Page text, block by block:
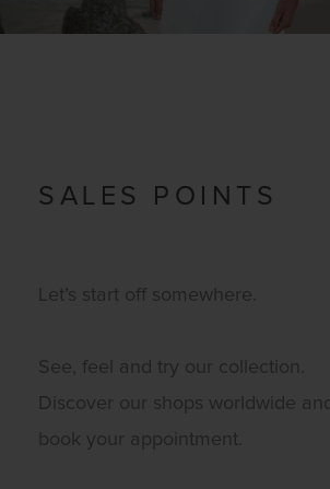
SALES POINTS
Let’s start off somewhere.
See, feel and try our collection.
Discover our shops worldwide and
book your appointment.